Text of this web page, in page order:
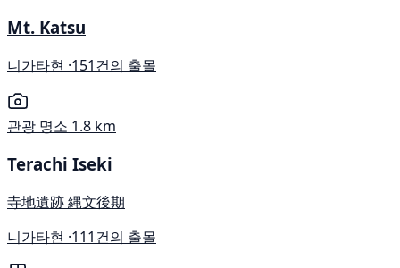
Mt. Katsu
니가타현 ·151건의 출몰
관광 명소 1.8 km
Terachi Iseki
寺地遺跡 縄文後期
니가타현 ·111건의 출몰